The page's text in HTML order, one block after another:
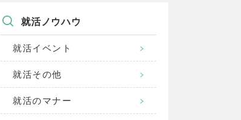
就活ノウハウ
就活イベント
就活その他
就活のマナー